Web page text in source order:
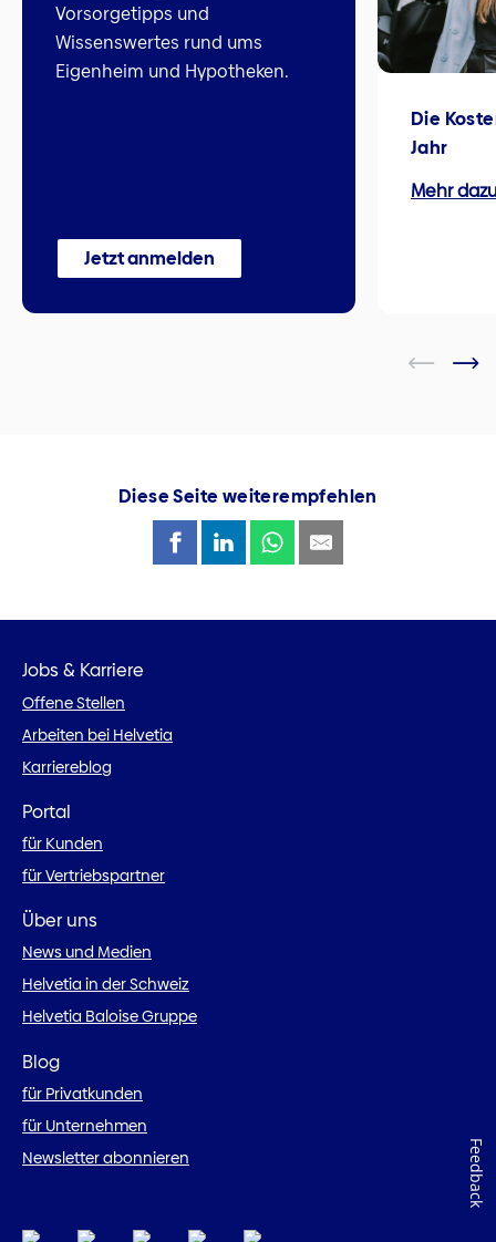
Vorsorgetipps und
Wissenswertes rund ums
Eigenheim und Hypotheken.
Jetzt anmelden
Die
Jahr
Mehr
Diese Seite weiterempfehlen
Jobs & Karriere
Offene Stellen
Arbeiten bei Helvetia
Karriereblog
Portal
für Kunden
für Vertriebspartner
Über uns
News und Medien
Helvetia in der Schweiz
Helvetia Baloise Gruppe
Blog
für Privatkunden
für Unternehmen
Newsletter abonnieren
Feedback